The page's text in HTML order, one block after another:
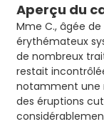
Aperçu du
Mme C., âgée
érythémateux
de nombreux
restait
notamment une
des éruptions